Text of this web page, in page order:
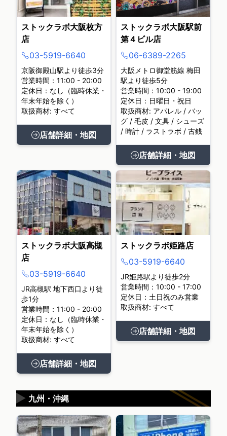
ストックラボ大阪枚方
店
03-5919-6640
京阪御殿山駅より徒歩3分
営業時間：11:00 - 20:00
定休日：なし（臨時休業・
年末年始を除く）
取扱商材: すべて
店舗詳細・地図
ストックラボ大阪駅前
第４ビル店
06-6389-2265
大阪メトロ御堂筋線 梅田
駅より徒歩5分
営業時間：10:00 - 19:00
定休日：日曜日・祝日
取扱商材: アパレル / バッ
グ / 毛皮 / 文具 / シューズ
/ 時計 / ラストラボ / 古銭
店舗詳細・地図
ストックラボ大阪高槻
店
03-5919-6640
JR高槻駅 地下西口より徒
歩1分
営業時間：11:00 - 20:00
定休日：なし（臨時休業・
年末年始を除く）
取扱商材: すべて
店舗詳細・地図
ストックラボ姫路店
03-5919-6640
JR姫路駅より徒歩2分
営業時間：10:00 - 17:00
定休日：土日祝のみ営業
取扱商材: すべて
店舗詳細・地図
九州・沖縄
▶